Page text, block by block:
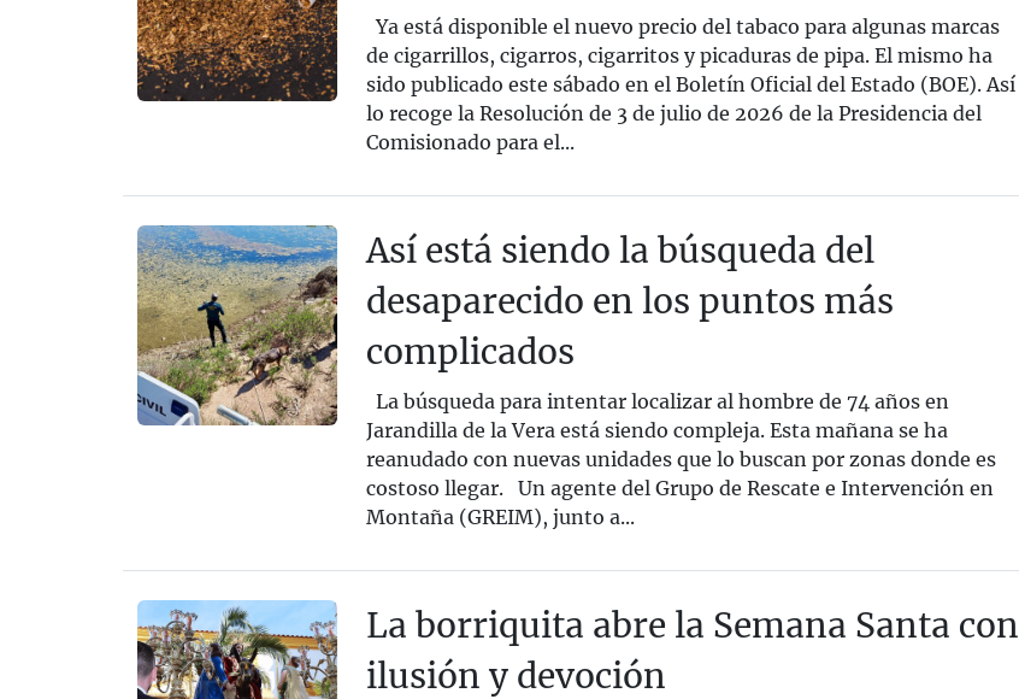
Ya está disponible el nuevo precio del tabaco para algunas marcas
de cigarrillos, cigarros, cigarritos y picaduras de pipa. El mismo ha
sido publicado este sábado en el Boletín Oficial del Estado (BOE). Así
lo recoge la Resolución de 3 de julio de 2026 de la Presidencia del
Comisionado para el...
Así está siendo la búsqueda del
desaparecido en los puntos más
complicados
La búsqueda para intentar localizar al hombre de 74 años en
Jarandilla de la Vera está siendo compleja. Esta mañana se ha
reanudado con nuevas unidades que lo buscan por zonas donde es
costoso llegar. Un agente del Grupo de Rescate e Intervención en
Montaña (GREIM), junto a...
La borriquita abre la Semana Santa con
ilusión y devoción